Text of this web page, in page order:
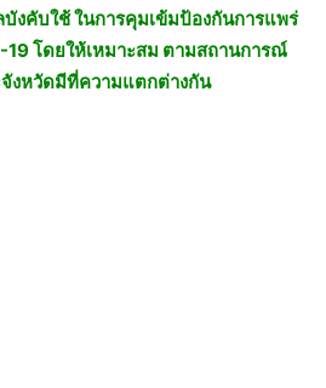
งคับใช้ ในการคุมเข้มป้องกันการแพร่
19 โดยให้เหมาะสม ตามสถานการณ์
งหวัดมีที่ความแตกต่างกัน